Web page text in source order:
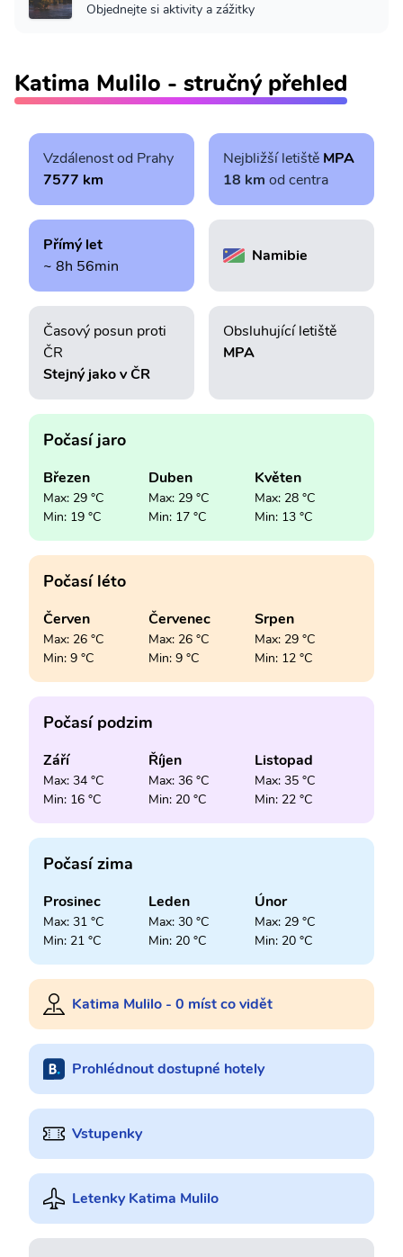
Objednejte si aktivity a zážitky
Katima Mulilo - stručný přehled
Vzdálenost od Prahy
7577 km
Nejbližší letiště MPA
18 km od centra
Přímý let
~ 8h 56min
Namibie
Časový posun proti
ČR
Stejný jako v ČR
Obsluhující letiště
MPA
Počasí jaro
Březen
Max: 29 °C
Min: 19 °C
Duben
Max: 29 °C
Min: 17 °C
Květen
Max: 28 °C
Min: 13 °C
Počasí léto
Červen
Max: 26 °C
Min: 9 °C
Červenec
Max: 26 °C
Min: 9 °C
Srpen
Max: 29 °C
Min: 12 °C
Počasí podzim
Září
Max: 34 °C
Min: 16 °C
Říjen
Max: 36 °C
Min: 20 °C
Listopad
Max: 35 °C
Min: 22 °C
Počasí zima
Prosinec
Max: 31 °C
Min: 21 °C
Leden
Max: 30 °C
Min: 20 °C
Únor
Max: 29 °C
Min: 20 °C
Katima Mulilo - 0 míst co vidět
Prohlédnout dostupné hotely
Vstupenky
Letenky Katima Mulilo